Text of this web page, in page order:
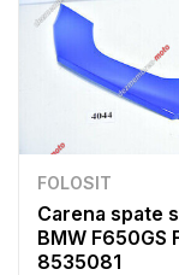
FOLOSIT
Carena spate
BMW F650GS
8535081